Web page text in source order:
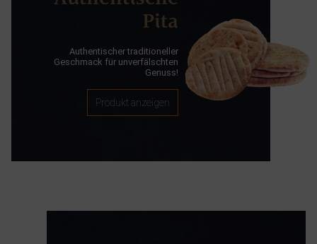
Pita
Authentischer traditioneller
Geschmack für unverfälschten
Genuss!
Produkt anzeigen